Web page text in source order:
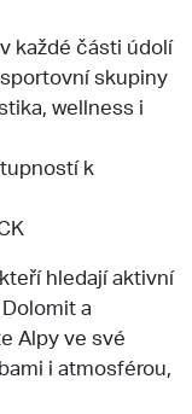
každé části údolí
skupiny
wellness i
k
hledají aktivní
a
Alpy ve své
i atmosférou,